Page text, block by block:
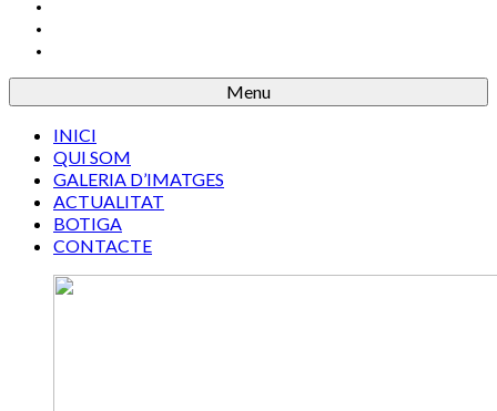
Menu
INICI
QUI SOM
GALERIA D’IMATGES
ACTUALITAT
BOTIGA
CONTACTE